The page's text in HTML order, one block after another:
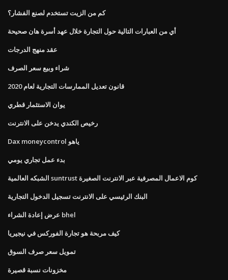
كم من الزيت تستخدم لصنع الفشار؟
أي من العبارات التالية حول التجارة خلال عهد أسرة هان صحيحة
عقد منهج الدرجات
شراء وبيع سعر الصرف
قانون تعديل الممارسات التجارية لعام 2020
يوان الاستثمار قطري
رخيص الكندي يدخن على الانترنت
Dax moneycontrol ياهو
بدء عمل تجاري يومي
الشبكه العالمية suntrust كوم الاعمال المصرفية عبر الانترنت الصغيرة
البنك الرئيسي على الانترنت تسجيل الدخول التجارية
عرض إعادة الشراء bhel
كيف مربحة هو تجارة الفوركس في نيجيريا
تمويل سعر صرف السوق
مخزونات نسبة قصيرة